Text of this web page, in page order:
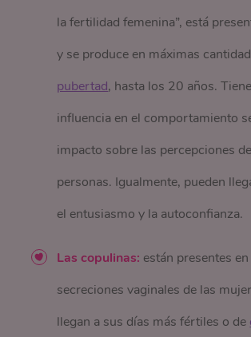
la fertilidad femenina”, está
y se produce en máximas
pubertad, hasta los 20 años.
influencia en el comportamiento
impacto sobre las percepciones
personas. Igualmente, pueden
el entusiasmo y la autoconfianza.
Las copulinas: están presentes
secreciones vaginales de las
llegan a sus días más fértiles o de